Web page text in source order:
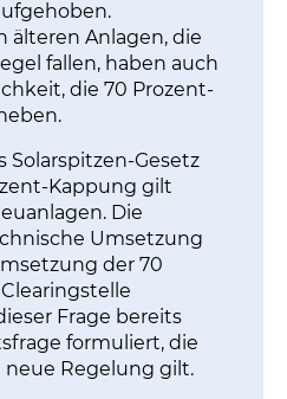
älteren Anlagen, die
fallen, haben auch
die 70 Prozent-
Solarspitzen-Gesetz
Kappung gilt
Die
Umsetzung
der 70
Frage bereits
formuliert, die
neue Regelung gilt.